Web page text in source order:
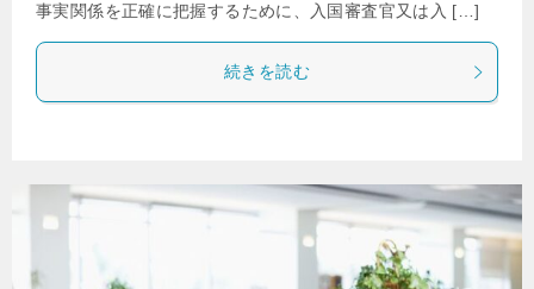
事実関係を正確に把握するために、入国審査官又は入 […]
続きを読む